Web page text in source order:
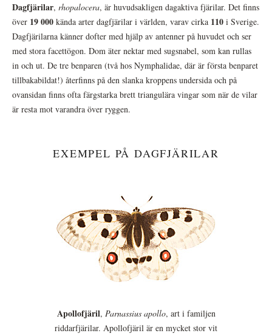
Dagfjärilar, rhopalocera, är huvudsakligen dagaktiva fjärilar. Det finns
över 19 000 kända arter dagfjärilar i världen, varav cirka 110 i Sverige.
Dagfjärilarna känner dofter med hjälp av antenner på huvudet och ser
med stora facettögon. Dom äter nektar med sugsnabel, som kan rullas
in och ut. De tre benparen (två hos Nymphalidae, där är första benparet
tillbakabildat!) återfinns på den slanka kroppens undersida och på
ovansidan finns ofta färgstarka brett triangulära vingar som när de vilar
är resta mot varandra över ryggen.
EXEMPEL PÅ DAGFJÄRILAR
Apollofjäril, Parnassius apollo, art i familjen
riddarfjärilar. Apollofjäril är en mycket stor vit